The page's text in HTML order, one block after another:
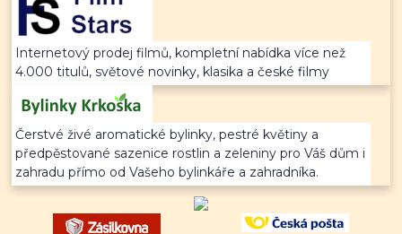
Internetový prodej filmů, kompletní nabídka více než
4.000 titulů, světové novinky, klasika a české filmy
Čerstvé živé aromatické bylinky, pestré květiny a
předpěstované sazenice rostlin a zeleniny pro Váš dům i
zahradu přímo od Vašeho bylinkáře a zahradníka.